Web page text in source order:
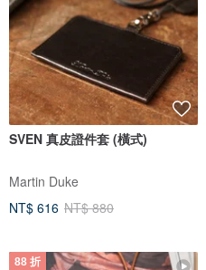
SVEN 真皮證件套 (橫式)
Martin Duke
NT$ 616 NT$ 880
88 折